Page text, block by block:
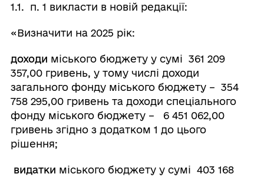
1.1. п. 1 викласти в новій редакції:
«Визначити на 2025 рік:
доходи міського бюджету у сумі 361 209
357,00 гривень, у тому числі доходи
загального фонду міського бюджету – 354
758 295,00 гривень та доходи спеціального
фонду міського бюджету – 6 451 062,00
гривень згідно з додатком 1 до цього
рішення;
видатки міського бюджету у сумі 403 168